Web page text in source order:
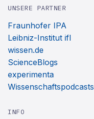
UNSERE PARTNER
Fraunhofer IPA
Leibniz-Institut ifl
wissen.de
ScienceBlogs
experimenta
Wissenschaftspodcasts
INFO